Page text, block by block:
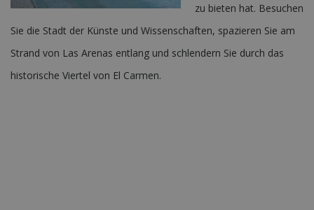
zu bieten hat. Besuchen
Sie die Stadt der Künste und Wissenschaften, spazieren Sie am
Strand von Las Arenas entlang und schlendern Sie durch das
historische Viertel von El Carmen.